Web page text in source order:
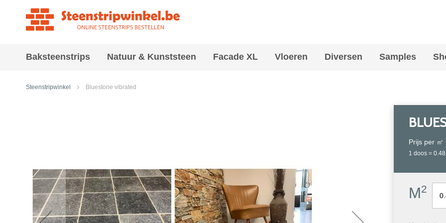
Baksteenstrips Natuur & Kunststeen Facade XL Vloeren Diversen Samples
Steenstripwinkel Bluestone vibrated
afbeeldingen-
gallerij
Prijs per ㎡
1 doos = 0.48
M2